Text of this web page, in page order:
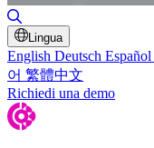
Lingua
English Deutsch Español
어 繁體中文
Richiedi una demo